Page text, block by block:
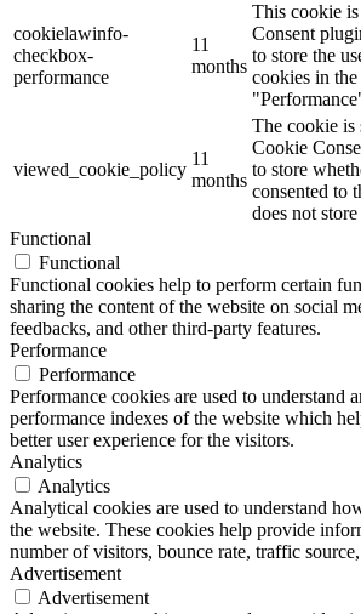
cookielawinfo-
checkbox-
performance
11
months
This cookie
Consent
to store the
cookies in
viewed_cookie_policy
11
months
The cookie is
Cookie
to store
consented to
does not
Functional
Functional
Functional cookies help to perform certain
sharing the content of the website on social
feedbacks, and other third-party features.
Performance
Performance
Performance cookies are used to understand
performance indexes of the website which
better user experience for the visitors.
Analytics
Analytics
Analytical cookies are used to understand
the website. These cookies help provide
number of visitors, bounce rate, traffic
Advertisement
Advertisement